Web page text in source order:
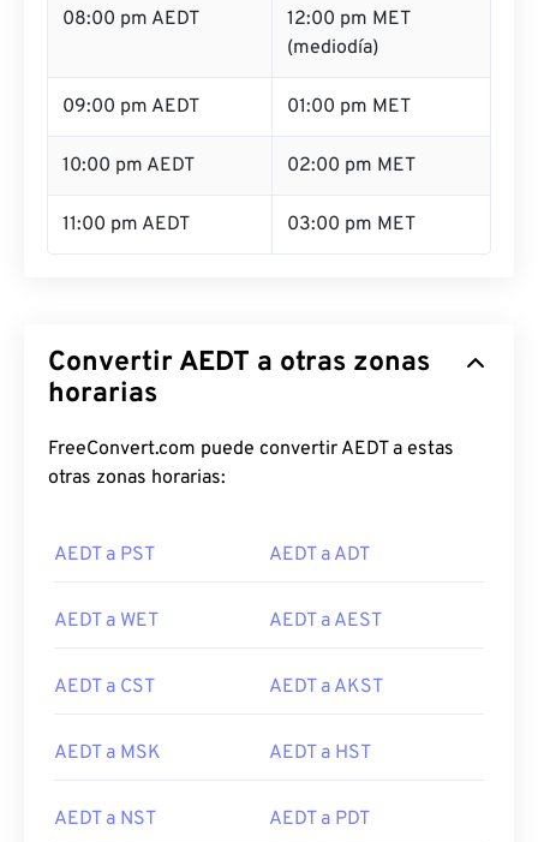
08:00 pm AEDT
12:00 pm MET
(mediodía)
09:00 pm AEDT 01:00 pm MET
10:00 pm AEDT 02:00 pm MET
11:00 pm AEDT 03:00 pm MET
Convertir AEDT a otras zonas
horarias
FreeConvert.com puede convertir AEDT a estas
otras zonas horarias:
AEDT a PST AEDT a ADT
AEDT a WET AEDT a AEST
AEDT a CST AEDT a AKST
AEDT a MSK AEDT a HST
AEDT a NST AEDT a PDT